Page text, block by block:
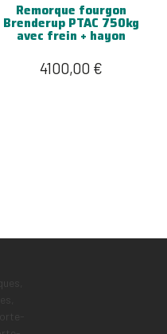
Remorque fourgon
Brenderup PTAC 750kg
avec frein + hayon
4100,00 €